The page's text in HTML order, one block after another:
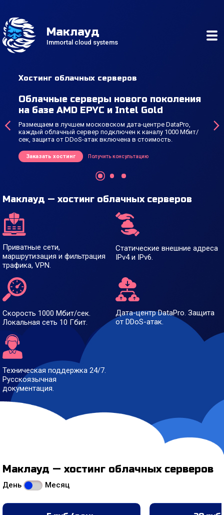
Маклауд
Immortal cloud systems
Выделенные серверы
Хостинг облачных серверов
Облачные серверы нового поколения
на базе AMD EPYC и Intel Gold
Размещаем в лучшем московском дата-центре DataPro,
каждый облачный сервер подключен к каналу 1000 Мбит/
сек, защита от DDoS-атак включена в стоимость.
Заказать хостинг Получить консультацию
Мы
‹ ›
Маклауд — хостинг облачных серверов
Приватные сети,
маршрутизация и фильтрация
трафика, VPN.
Статические внешние адреса
IPv4 и IPv6.
Скорость 1000 Мбит/сек.
Локальная сеть 10 Гбит.
Дата-центр DataPro. Защита
от DDoS-атак.
Техническая поддержка 24/7.
Русскоязычная
документация.
Маклауд — хостинг облачных серверов
День Месяц